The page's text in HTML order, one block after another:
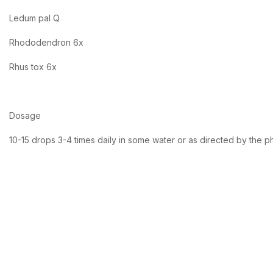
Ledum pal Q
Rhododendron 6x
Rhus tox 6x
Dosage
10-15 drops 3-4 times daily in some water or as directed by the